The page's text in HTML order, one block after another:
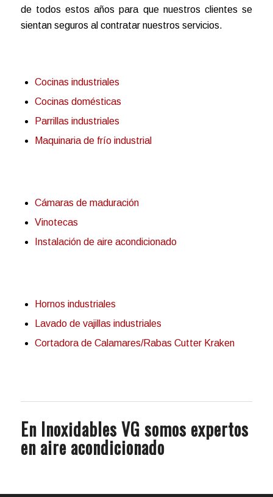
de todos estos años para que nuestros clientes se
sientan seguros al contratar nuestros servicios.
Cocinas industriales
Cocinas domésticas
Parrillas industriales
Maquinaria de frío industrial
Cámaras de maduración
Vinotecas
Instalación de aire acondicionado
Hornos industriales
Lavado de vajillas industriales
Cortadora de Calamares/Rabas Cutter Kraken
En Inoxidables VG somos expertos
en aire acondicionado